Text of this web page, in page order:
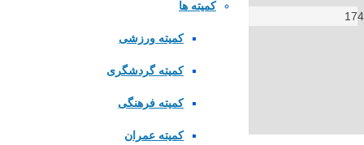
کمیته ها
کمیته ورزشی
کمیته گردشگری
کمیته فرهنگی
کمیته عمران